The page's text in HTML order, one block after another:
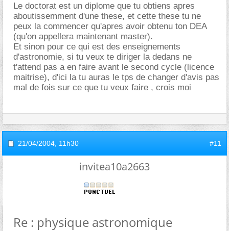
Le doctorat est un diplome que tu obtiens apres
aboutissemment d'une these, et cette these tu ne
peux la commencer qu'apres avoir obtenu ton DEA
(qu'on appellera maintenant master).
Et sinon pour ce qui est des enseignements
d'astronomie, si tu veux te diriger la dedans ne
t'attend pas a en faire avant le second cycle (licence
maitrise), d'ici la tu auras le tps de changer d'avis pas
mal de fois sur ce que tu veux faire , crois moi
21/04/2004, 11h30 #11
invitea10a2663
Re : physique astronomique